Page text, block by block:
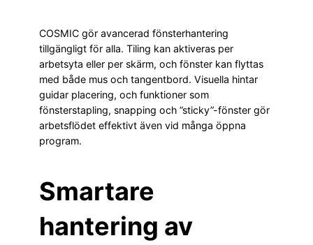
COSMIC gör avancerad fönsterhantering
tillgängligt för alla. Tiling kan aktiveras per
arbetsyta eller per skärm, och fönster kan flyttas
med både mus och tangentbord. Visuella hintar
guidar placering, och funktioner som
fönsterstapling, snapping och ”sticky”-fönster gör
arbetsflödet effektivt även vid många öppna
program.
Smartare
hantering av